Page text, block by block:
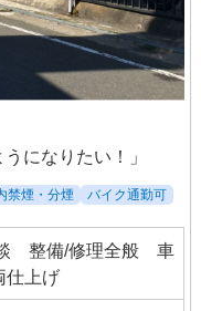
万円+賞与20万円
になりたい！」
禁煙・分煙 バイク通勤可
整備/修理全般 車
上げ